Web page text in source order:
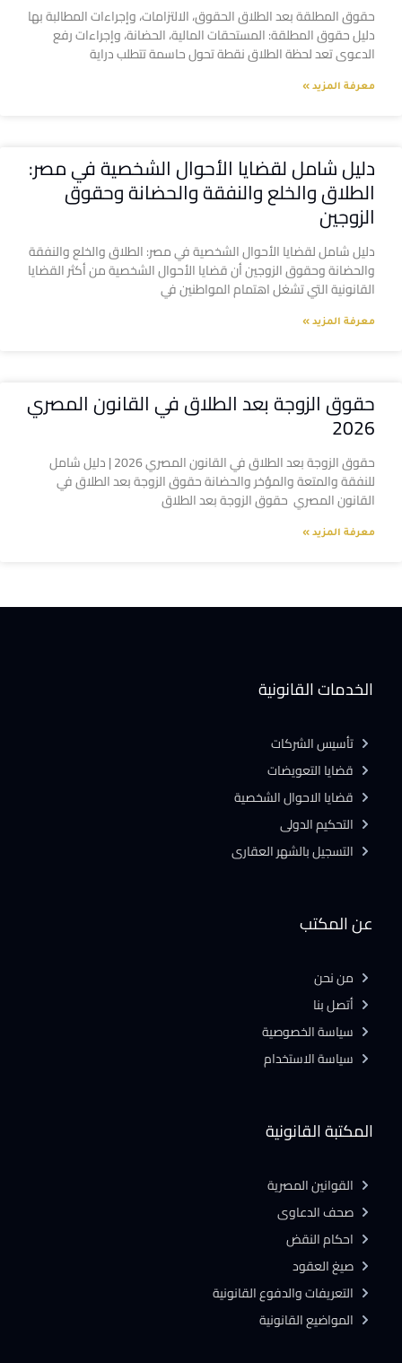
حقوق المطلقة بعد الطلاق الحقوق، الالتزامات، وإجراءات المطالبة بها
دليل حقوق المطلقة: المستحقات المالية، الحضانة، وإجراءات رفع
الدعوى تعد لحظة الطلاق نقطة تحول حاسمة تتطلب دراية
معرفة المزيد »
دليل شامل لقضايا الأحوال الشخصية في مصر:
الطلاق والخلع والنفقة والحضانة وحقوق
الزوجين
دليل شامل لقضايا الأحوال الشخصية في مصر: الطلاق والخلع والنفقة
والحضانة وحقوق الزوجين أن قضايا الأحوال الشخصية من أكثر القضايا
القانونية التي تشغل اهتمام المواطنين في
معرفة المزيد »
حقوق الزوجة بعد الطلاق في القانون المصري
2026
حقوق الزوجة بعد الطلاق في القانون المصري 2026 | دليل شامل
للنفقة والمتعة والمؤخر والحضانة حقوق الزوجة بعد الطلاق في
القانون المصري حقوق الزوجة بعد الطلاق
معرفة المزيد »
المكتبة القانونية
القوانين المصرية
صحف الدعاوى
احكام النقض
صيغ العقود
التعريفات والدفوع القانونية
المواضيع القانونية
عن المكتب
من نحن
أتصل بنا
سياسة الخصوصية
سياسة الاستخدام
الخدمات القانونية
تأسيس الشركات
قضايا التعويضات
قضايا الاحوال الشخصية
التحكيم الدولى
التسجيل بالشهر العقارى